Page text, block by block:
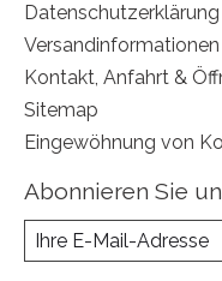
Datenschutzerklärung
Versandinformationen
Kontakt, Anfahrt &
Sitemap
Eingewöhnung von
Abonnieren Sie